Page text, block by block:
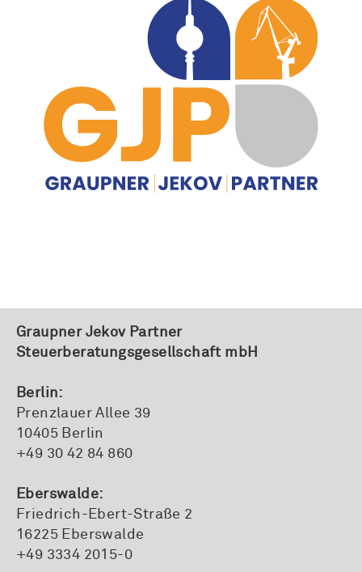
Graupner Jekov Partner
Steuerberatungsgesellschaft mbH
Berlin:
Prenzlauer Allee 39
10405 Berlin
+49 30 42 84 860
Eberswalde:
Friedrich-Ebert-Straße 2
16225 Eberswalde
+49 3334 2015-0